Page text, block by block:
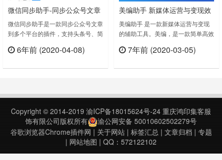
微信同步助手-同步公众号文章
到多个平台（支持头条号、简
书、知乎、WordPress）
微信同步助手是一款同步公众号文章
到多个平台的插件，支持头条号、简
体的效率助手。V1.0.2修复正文提取
文章正文提取、同步到多个发布渠道
日头条报错的BUG紧急修……
6年前 (2020-04-08)
美编助手 新媒体运营与变现效
率工具
美编助手 是一款新媒体运营与变现
的辅助工具。美编，是一款简单高效
媒体运营与变现效率。 其拥有编辑
稳定的变现服务。美编，为新媒体而
使用哈~可以微信扫码登录账号管理
添加网络……
7年前 (2020-03-05)
Copyright © 2014-2019 渝ICP备18015624号-24 重庆鸿印集客服
饰有限公司版权所有
渝公网安备 50010602502279号
谷歌浏览器Chrome插件网 | 关于网站| 标签汇总| 文章归档 | 专题
| 网站地图 | QQ：572122102